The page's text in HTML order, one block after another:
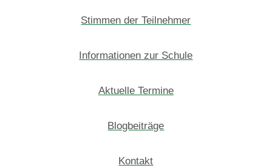
Stimmen der Teilnehmer
Informationen zur Schule
Aktuelle Termine
Blogbeiträge
Kontakt